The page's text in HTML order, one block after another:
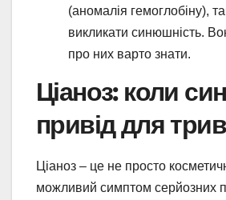
(аномалія гемоглобіну),
викликати синюшність.
про них варто знати.
Ціаноз: коли
привід для
Ціаноз – це не просто
можливий симптом серйозних